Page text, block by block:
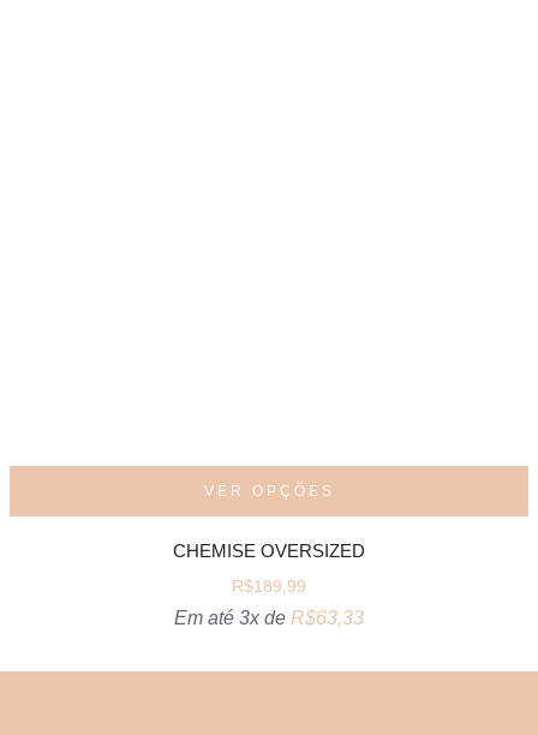
VER OPÇÕES
CHEMISE OVERSIZED
R$189,99
Em até 3x de R$63,33